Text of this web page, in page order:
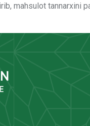
mahsulot tannarxini